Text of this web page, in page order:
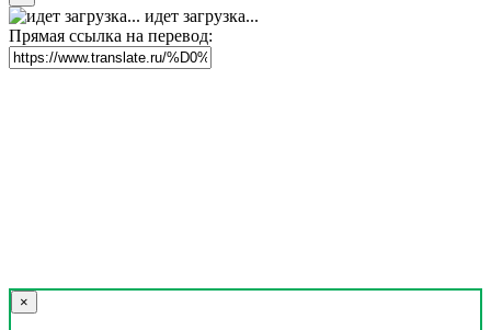
идет загрузка...
Прямая ссылка на перевод:
×